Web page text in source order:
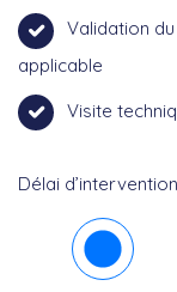
Validation
applicable
Visite
Délai